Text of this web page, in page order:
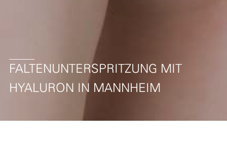
FALTENUNTERSPRITZUNG MIT
HYALURON IN MANNHEIM